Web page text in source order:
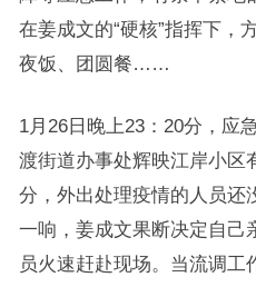
在姜成文的“硬核”指挥下，
夜饭、团圆餐……
1月26日晚上23：20分，应
渡街道办事处辉映江岸小区
分，外出处理疫情的人员还
一响，姜成文果断决定自己
员火速赶赴现场。当流调工